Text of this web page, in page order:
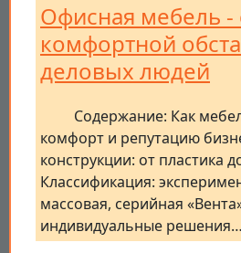
Офисная мебель -
комфортной
деловых людей
Содержание: Как
комфорт и репутацию
конструкции: от пластика
Классификация:
массовая, серийная
индивидуальные решения…